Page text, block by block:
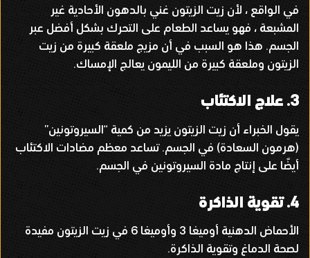
في الواقع ، لأن زيت الزيتون غني بالدهون الأحادية غير
المشبعة ، فهو يساعد الطعام على التحرك بشكل أفضل عبر
الجسم. هذا هو السبب في أن مزيج ملعقة كبيرة من زيت
الزيتون وملعقة كبيرة من الليمون يعالج الإمساك.
3. علاج الاكتئاب
يقول الخبراء أن زيت الزيتون يزيد من كمية “السيروتونين”
(هرمون السعادة) في الجسم.تساعد معظم مضادات الاكتئاب
أيضًا على إنتاج مادة السيروتونين في الجسم.
4. تقوية الذاكرة
الأحماض الدهنية أوميغا 3 وأوميغا 6 في زيت الزيتون مفيدة
لصحة الدماغ وتقوية الذاكرة.